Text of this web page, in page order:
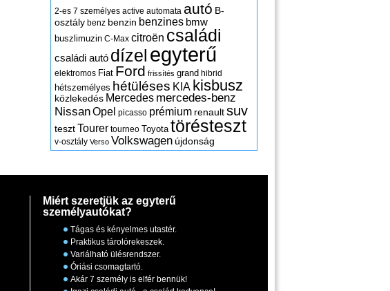
2-es 7 személyes active automata autó B-
osztály benz benzin benzines bmw
buszlimuzin C-Max citroën családi
családi autó dízel egyterű
elektromos Fiat Ford frissítés grand hibrid
hétszemélyes hétüléses KIA kisbusz
közlekedés Mercedes mercedes-benz
NissanOpel picasso prémium renaultsuv
tesztTourer tourneo Toyota törésteszt
v-osztály Verso Volkswagen újdonság
Miért szeretjük az egyterű
személyautókat?
Tágas és kényelmes utastér.
Praktikus tárolórekeszek.
Variálható ülésrendszer.
Óriási csomagtartó.
Akár 7 személy is elfér bennük!